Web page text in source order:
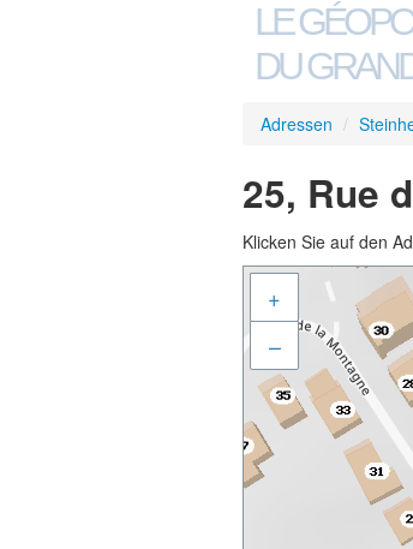
LE
DU
Adressen /
25, Rue
Klicken Sie auf den
+
–